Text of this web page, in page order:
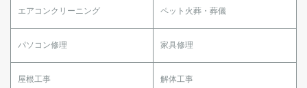
エアコンクリーニング ペット火葬・葬儀
パソコン修理 家具修理
屋根工事 解体工事